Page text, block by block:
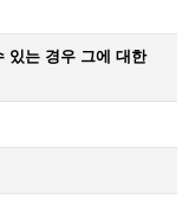
있는 경우 그에 대한